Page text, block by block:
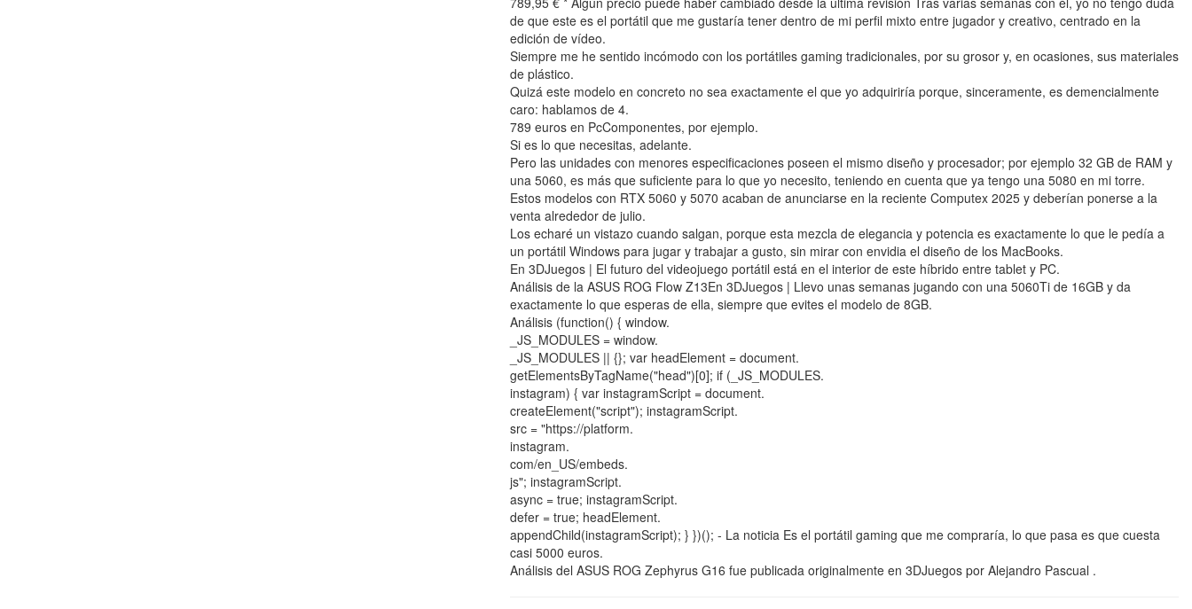
de que este es el portátil que me gustaría tener dentro de mi perfil mixto entre jugador y creativo, centrado en la
edición de vídeo.
Siempre me he sentido incómodo con los portátiles gaming tradicionales, por su grosor y, en ocasiones, sus materiales
de plástico.
Quizá este modelo en concreto no sea exactamente el que yo adquiriría porque, sinceramente, es demencialmente
caro: hablamos de 4.
789 euros en PcComponentes, por ejemplo.
Si es lo que necesitas, adelante.
Pero las unidades con menores especificaciones poseen el mismo diseño y procesador; por ejemplo 32 GB de RAM y
una 5060, es más que suficiente para lo que yo necesito, teniendo en cuenta que ya tengo una 5080 en mi torre.
Estos modelos con RTX 5060 y 5070 acaban de anunciarse en la reciente Computex 2025 y deberían ponerse a la
venta alrededor de julio.
Los echaré un vistazo cuando salgan, porque esta mezcla de elegancia y potencia es exactamente lo que le pedía a
un portátil Windows para jugar y trabajar a gusto, sin mirar con envidia el diseño de los MacBooks.
En 3DJuegos | El futuro del videojuego portátil está en el interior de este híbrido entre tablet y PC.
Análisis de la ASUS ROG Flow Z13En 3DJuegos | Llevo unas semanas jugando con una 5060Ti de 16GB y da
exactamente lo que esperas de ella, siempre que evites el modelo de 8GB.
Análisis (function() { window.
_JS_MODULES = window.
_JS_MODULES || {}; var headElement = document.
getElementsByTagName("head")[0]; if (_JS_MODULES.
instagram) { var instagramScript = document.
createElement("script"); instagramScript.
src = "https://platform.
instagram.
com/en_US/embeds.
js"; instagramScript.
async = true; instagramScript.
defer = true; headElement.
appendChild(instagramScript); } })(); - La noticia Es el portátil gaming que me compraría, lo que pasa es que cuesta
casi 5000 euros.
Análisis del ASUS ROG Zephyrus G16 fue publicada originalmente en 3DJuegos por Alejandro Pascual .